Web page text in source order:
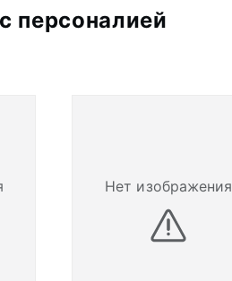
персоналией
Нет изображения